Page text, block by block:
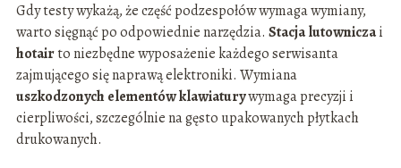
Gdy testy wykażą, że część podzespołów wymaga wymiany,
warto sięgnąć po odpowiednie narzędzia. Stacja lutowniczai
hotairto niezbędne wyposażenie każdego serwisanta
zajmującego się naprawą elektroniki. Wymiana
uszkodzonych elementów klawiaturywymaga precyzji i
cierpliwości, szczególnie na gęsto upakowanych płytkach
drukowanych.